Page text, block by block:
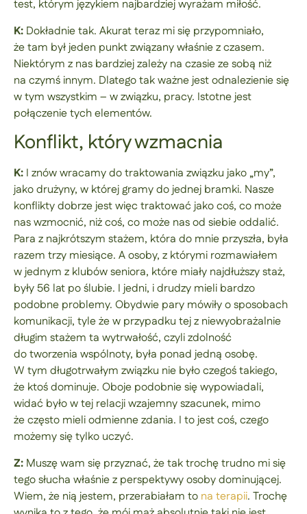
test, którym językiem najbardziej wyrażam miłość.
K: Dokładnie tak. Akurat teraz mi się przypomniało,
że tam był jeden punkt związany właśnie z czasem.
Niektórym z nas bardziej zależy na czasie ze sobą niż
na czymś innym. Dlatego tak ważne jest odnalezienie się
w tym wszystkim – w związku, pracy. Istotne jest
połączenie tych elementów.
Konflikt, który wzmacnia
K: I znów wracamy do traktowania związku jako „my”,
jako drużyny, w której gramy do jednej bramki. Nasze
konflikty dobrze jest więc traktować jako coś, co może
nas wzmocnić, niż coś, co może nas od siebie oddalić.
Para z najkrótszym stażem, która do mnie przyszła, była
razem trzy miesiące. A osoby, z którymi rozmawiałem
w jednym z klubów seniora, które miały najdłuższy staż,
były 56 lat po ślubie. I jedni, i drudzy mieli bardzo
podobne problemy. Obydwie pary mówiły o sposobach
komunikacji, tyle że w przypadku tej z niewyobrażalnie
długim stażem ta wytrwałość, czyli zdolność
do tworzenia wspólnoty, była ponad jedną osobę.
W tym długotrwałym związku nie było czegoś takiego,
że ktoś dominuje. Oboje podobnie się wypowiadali,
widać było w tej relacji wzajemny szacunek, mimo
że często mieli odmienne zdania. I to jest coś, czego
możemy się tylko uczyć.
Z: Muszę wam się przyznać, że tak trochę trudno mi się
tego słucha właśnie z perspektywy osoby dominującej.
Wiem, że nią jestem, przerabiałam to na terapii. Trochę